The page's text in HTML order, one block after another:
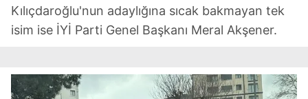
Kılıçdaroğlu'nun adaylığına sıcak bakmayan tek
isim ise İYİ Parti Genel Başkanı Meral Akşener.